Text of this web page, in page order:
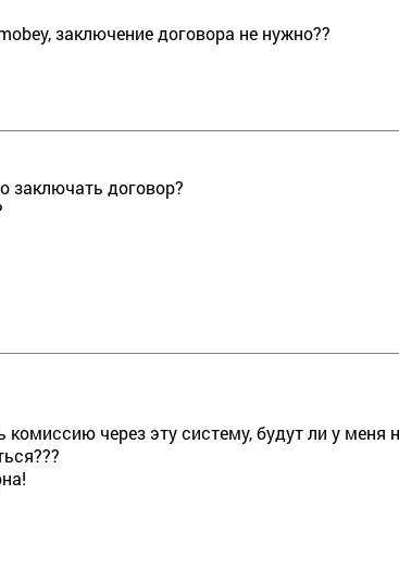
заключение договора не нужно??
заключать договор?
через эту систему, будут ли у меня